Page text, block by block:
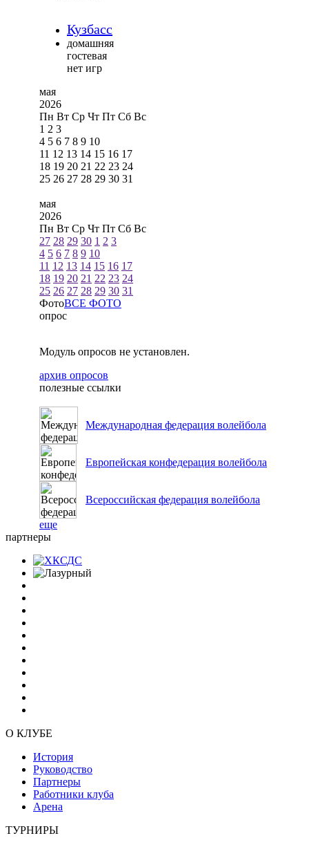
Кузбасс
домашняя
гостевая
нет игр
мая
2026
Пн Вт Ср Чт Пт Сб Вс
1 2 3
4 5 6 7 8 9 10
11 12 13 14 15 16 17
18 19 20 21 22 23 24
25 26 27 28 29 30 31
мая
2026
Пн Вт Ср Чт Пт Сб Вс
27 28 29 30 1 2 3
4 5 6 7 8 9 10
11 12 13 14 15 16 17
18 19 20 21 22 23 24
25 26 27 28 29 30 31
ФотоВСЕ ФОТО
опрос
Модуль опросов не установлен.
архив опросов
полезные ссылки
Международная федерация волейбола
Европейская конфедерация волейбола
Всероссийская федерация волейбола
еще
партнеры
О КЛУБЕ
История
Руководство
Партнеры
Работники клуба
Арена
ТУРНИРЫ